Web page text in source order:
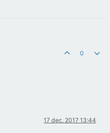
0
17 dec. 2017 13:44